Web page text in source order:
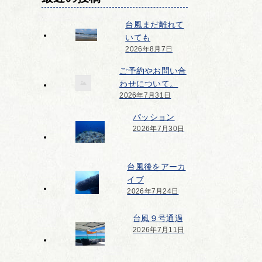
台風まだ離れて
いても
2026年8月7日
ご予約やお問い合
わせについて。
2026年7月31日
パッション
2026年7月30日
台風後をアーカ
イブ
2026年7月24日
台風９号通過
2026年7月11日